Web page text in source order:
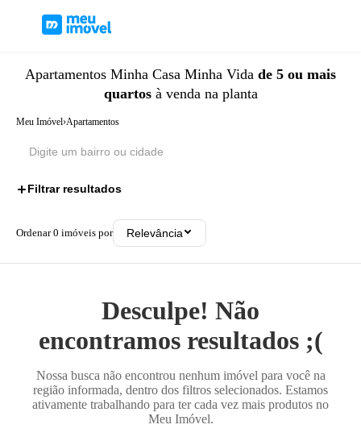
Apartamentos Minha Casa Minha Vida de 5 ou mais
quartosà venda na planta
Meu Imóvel›Apartamentos
Filtrar resultados
Ordenar0 imóveis por Relevância
Desculpe! Não
encontramos resultados ;(
Nossa busca não encontrou nenhum imóvel para você na
região informada, dentro dos filtros selecionados. Estamos
ativamente trabalhando para ter cada vez mais produtos no
Meu Imóvel.